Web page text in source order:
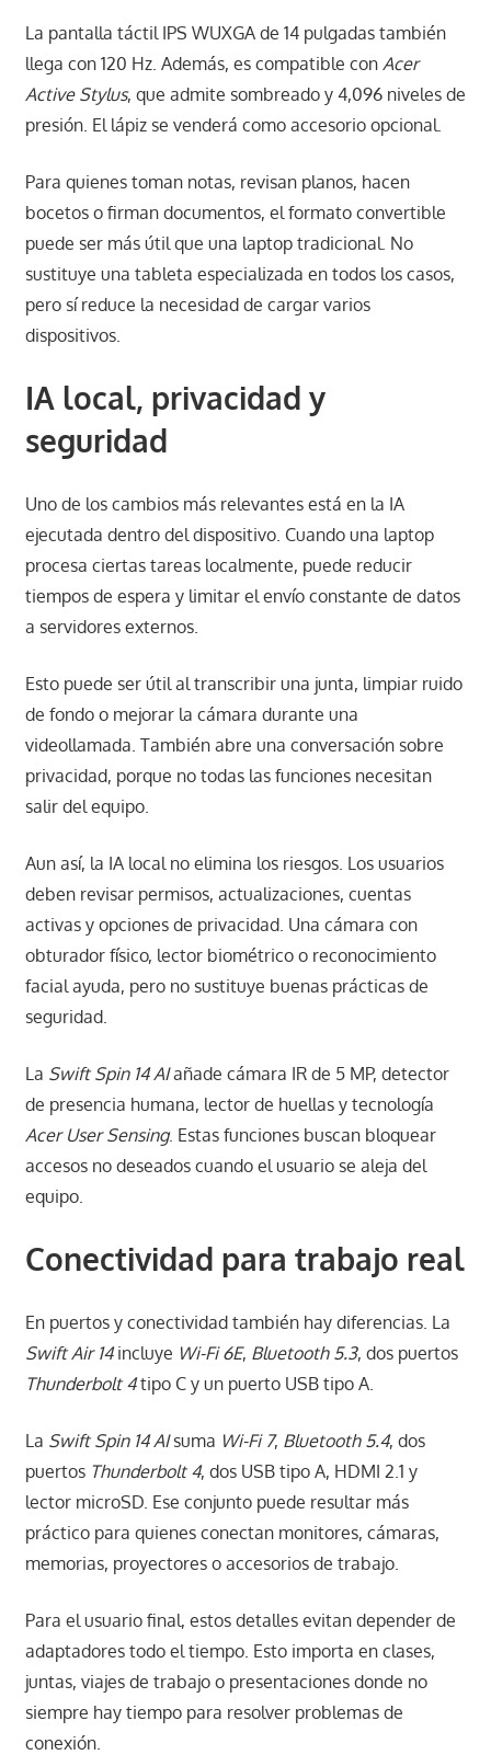
La pantalla táctil IPS WUXGA de 14 pulgadas también
llega con 120 Hz. Además, es compatible con Acer
Active Stylus, que admite sombreado y 4,096 niveles de
presión. El lápiz se venderá como accesorio opcional.
Para quienes toman notas, revisan planos, hacen
bocetos o firman documentos, el formato convertible
puede ser más útil que una laptop tradicional. No
sustituye una tableta especializada en todos los casos,
pero sí reduce la necesidad de cargar varios
dispositivos.
IA local, privacidad y
seguridad
Uno de los cambios más relevantes está en la IA
ejecutada dentro del dispositivo. Cuando una laptop
procesa ciertas tareas localmente, puede reducir
tiempos de espera y limitar el envío constante de datos
a servidores externos.
Esto puede ser útil al transcribir una junta, limpiar ruido
de fondo o mejorar la cámara durante una
videollamada. También abre una conversación sobre
privacidad, porque no todas las funciones necesitan
salir del equipo.
Aun así, la IA local no elimina los riesgos. Los usuarios
deben revisar permisos, actualizaciones, cuentas
activas y opciones de privacidad. Una cámara con
obturador físico, lector biométrico o reconocimiento
facial ayuda, pero no sustituye buenas prácticas de
seguridad.
La Swift Spin 14 AIañade cámara IR de 5 MP, detector
de presencia humana, lector de huellas y tecnología
Acer User Sensing. Estas funciones buscan bloquear
accesos no deseados cuando el usuario se aleja del
equipo.
Conectividad para trabajo real
En puertos y conectividad también hay diferencias. La
Swift Air 14incluye Wi-Fi 6E, Bluetooth 5.3, dos puertos
Thunderbolt 4tipo C y un puerto USB tipo A.
La Swift Spin 14 AIsuma Wi-Fi 7, Bluetooth 5.4, dos
puertos Thunderbolt 4, dos USB tipo A, HDMI 2.1 y
lector microSD. Ese conjunto puede resultar más
práctico para quienes conectan monitores, cámaras,
memorias, proyectores o accesorios de trabajo.
Para el usuario final, estos detalles evitan depender de
adaptadores todo el tiempo. Esto importa en clases,
juntas, viajes de trabajo o presentaciones donde no
siempre hay tiempo para resolver problemas de
conexión.